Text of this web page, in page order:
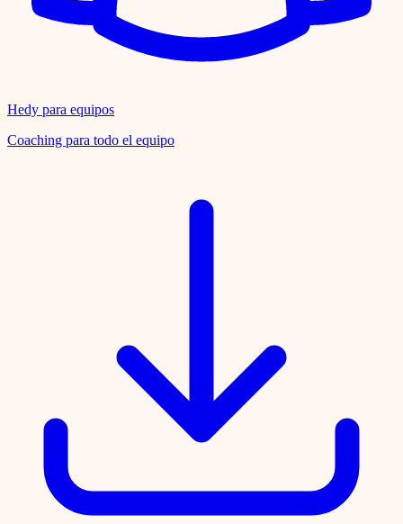
Hedy para equipos
Coaching para todo el equipo